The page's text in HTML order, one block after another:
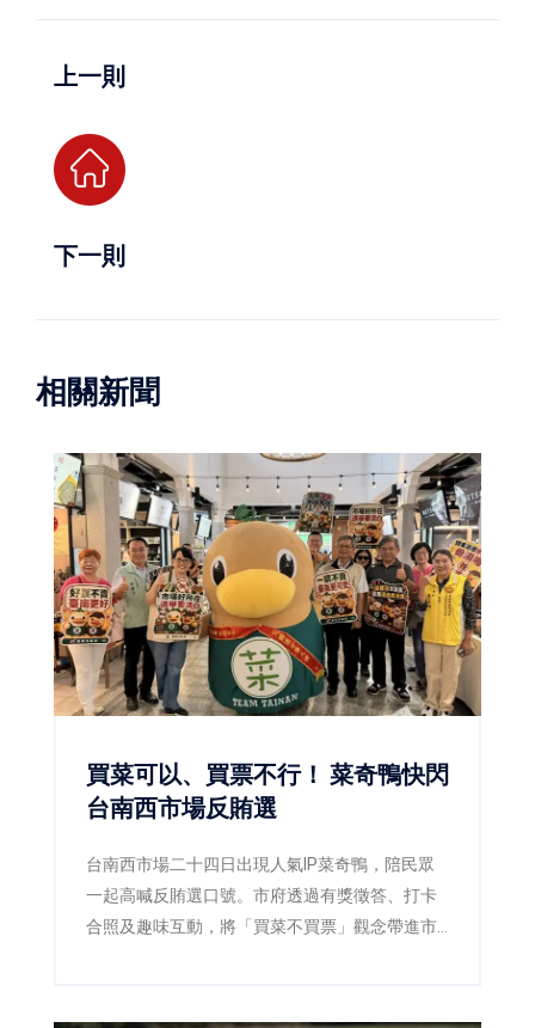
上一則
下一則
相關新聞
買菜可以、買票不行！ 菜奇鴨快閃
台南西市場反賄選
台南西市場二十四日出現人氣IP菜奇鴨，陪民眾
一起高喊反賄選口號。市府透過有獎徵答、打卡
合照及趣味互動，將「買菜不買票」觀念帶進市